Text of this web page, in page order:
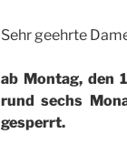
Sehr geehrte
ab Montag, den
rund sechs
gesperrt.